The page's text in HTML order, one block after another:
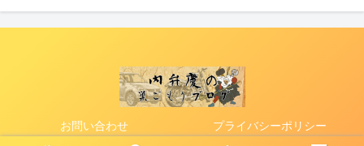
お問い合わせ プライバシーポリシー